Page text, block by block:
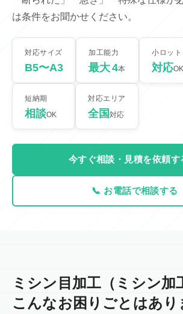
は条件をお聞かせください。
対応サイズ
B5〜A3
加工能力
最大4本
小ロット
対応OK
短納期
相談OK
対応エリア
全国 対応
今すぐ相談・見積を依頼
📞 お電話で相談する
ミシン目加工（ミシン加
こんなお困りごとはあり